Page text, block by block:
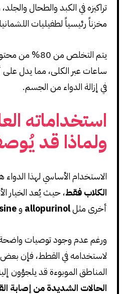
تراكيزه في الكبد والطحال
مخزناً رئيسياً لطفيليات
ساعات عبر الكلى، مما يدل على
في إزالة الدواء من الجسم.
استخداماته
ولماذا قد
الاستخدام الأساسي لهذا الدواء
الكلاب فقط، حيث يُعد الخيار
أخرى مثلallopurinol و
ورغم عدم وجود توصيات واضحة
لاستخدامه في القطط، فإن بعض
المناطق الموبوءة قد يلجؤون
الحالات الشديدة من إصابة